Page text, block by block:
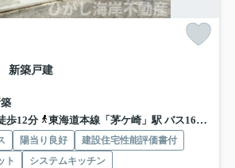
新築戸建
歩12分
東海道本線「茅ケ崎」駅 バス16分 神奈川中央交通「香川小学校入口」 停歩5分
陽当り良好
建設住宅性能評価書付
ト
システムキッチン